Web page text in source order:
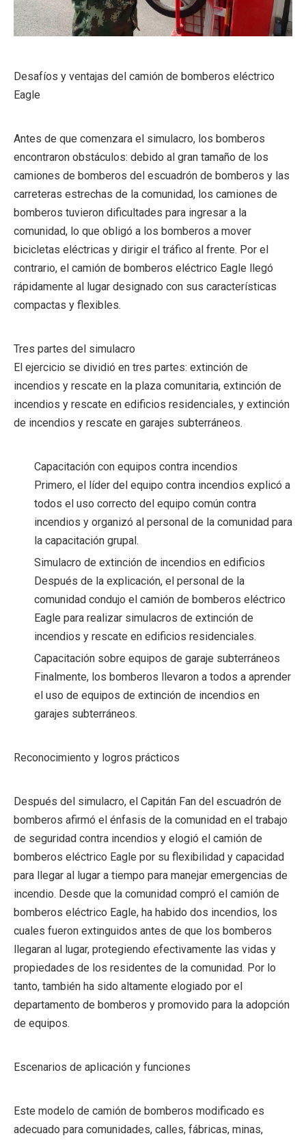
Desafíos y ventajas del camión de bomberos eléctrico
Eagle
Antes de que comenzara el simulacro, los bomberos
encontraron obstáculos: debido al gran tamaño de los
camiones de bomberos del escuadrón de bomberos y las
carreteras estrechas de la comunidad, los camiones de
bomberos tuvieron dificultades para ingresar a la
comunidad, lo que obligó a los bomberos a mover
bicicletas eléctricas y dirigir el tráfico al frente. Por el
contrario, el camión de bomberos eléctrico Eagle llegó
rápidamente al lugar designado con sus características
compactas y flexibles.
Tres partes del simulacro
El ejercicio se dividió en tres partes: extinción de
incendios y rescate en la plaza comunitaria, extinción de
incendios y rescate en edificios residenciales, y extinción
de incendios y rescate en garajes subterráneos.
Capacitación con equipos contra incendios
Primero, el líder del equipo contra incendios explicó a
todos el uso correcto del equipo común contra
incendios y organizó al personal de la comunidad para
la capacitación grupal.
Simulacro de extinción de incendios en edificios
Después de la explicación, el personal de la
comunidad condujo el camión de bomberos eléctrico
Eagle para realizar simulacros de extinción de
incendios y rescate en edificios residenciales.
Capacitación sobre equipos de garaje subterráneos
Finalmente, los bomberos llevaron a todos a aprender
el uso de equipos de extinción de incendios en
garajes subterráneos.
Reconocimiento y logros prácticos
Después del simulacro, el Capitán Fan del escuadrón de
bomberos afirmó el énfasis de la comunidad en el trabajo
de seguridad contra incendios y elogió el camión de
bomberos eléctrico Eagle por su flexibilidad y capacidad
para llegar al lugar a tiempo para manejar emergencias de
incendio. Desde que la comunidad compró el camión de
bomberos eléctrico Eagle, ha habido dos incendios, los
cuales fueron extinguidos antes de que los bomberos
llegaran al lugar, protegiendo efectivamente las vidas y
propiedades de los residentes de la comunidad. Por lo
tanto, también ha sido altamente elogiado por el
departamento de bomberos y promovido para la adopción
de equipos.
Escenarios de aplicación y funciones
Este modelo de camión de bomberos modificado es
adecuado para comunidades, calles, fábricas, minas,